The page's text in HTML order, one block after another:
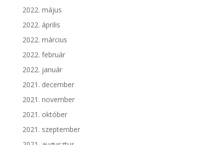
2022. május
2022. április
2022. március
2022. február
2022. január
2021. december
2021. november
2021. október
2021. szeptember